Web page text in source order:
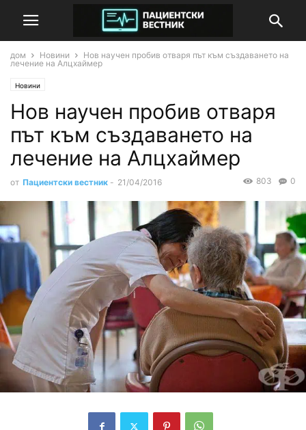
дом Новини
Нов научен пробив отваря път към създаването на
лечение на Алцхаймер
Новини
Нов научен пробив отваря
път към създаването на
лечение на Алцхаймер
от Пациентски вестник - 21/04/2016 0
803